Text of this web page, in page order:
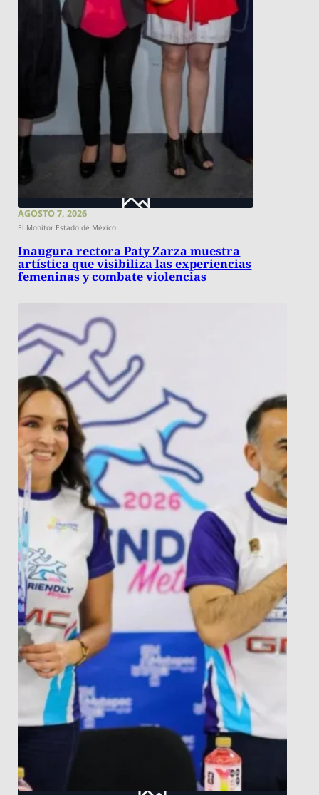
AGOSTO 7, 2026
El Monitor Estado de México
Inaugura rectora Paty Zarza muestra
artística que visibiliza las experiencias
femeninas y combate violencias